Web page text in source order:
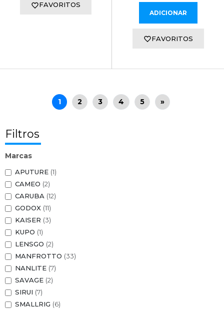
Filtros
Marcas
APUTURE (1)
CAMEO (2)
CARUBA (12)
GODOX (11)
KAISER (3)
KUPO (1)
LENSGO (2)
MANFROTTO (33)
NANLITE (7)
SAVAGE (2)
SIRUI (7)
SMALLRIG (6)
FAVORITOS
ADICIONAR
FAVORITOS
1 2 3 4 5 »